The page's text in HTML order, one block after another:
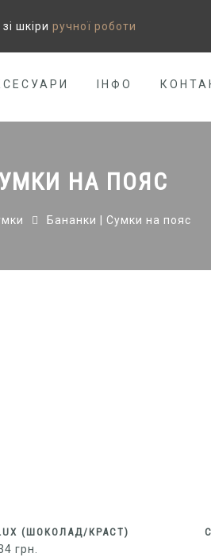
шкіри ручної роботи
ІНФО
НА ПОЯС
Бананки | Сумки на пояс
(ШОКОЛАД/КРАСТ)
грн.